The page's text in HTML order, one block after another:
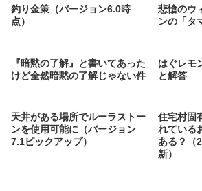
釣り金策（バージョン6.0時
点）
悲愴のウ
ンの「タ
『暗黙の了解』と書いてあった
けど全然暗黙の了解じゃない件
はぐレモ
と解答
天井がある場所でルーラストー
ンを使用可能に（バージョン
7.1ピックアップ）
住宅村固
れている
ある？（
新）